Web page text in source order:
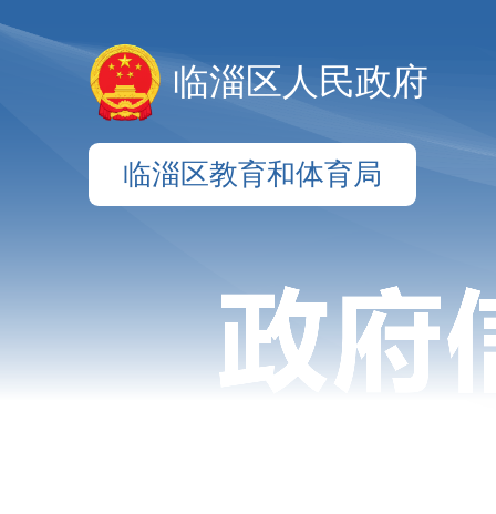
临淄区人民政府
临淄区教育和体育局